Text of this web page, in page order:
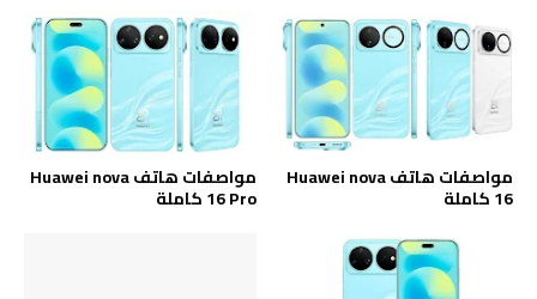
مواصفات هاتف Huawei nova
16 كاملة
مواصفات هاتف Huawei nova
16 Pro كاملة